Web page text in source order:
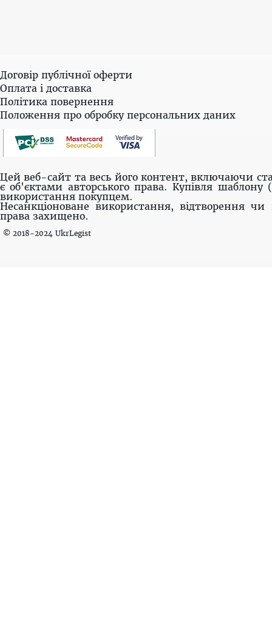
Договір публічної оферти
Оплата і доставка
Політика повернення
Положення про обробку персональних даних
Цей веб-сайт та весь його контент, включаючи
є об'єктами авторського права. Купівля шаблону
використання покупцем.
Несанкціоноване використання, відтворення
права захищено.
© 2018-2024 UkrLegist